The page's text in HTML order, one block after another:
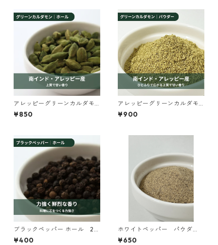
アレッピーグリーンカルダモ
ン ホール 25ｇ【オーガ
ニック】
¥850
アレッピーグリーンカルダモ
ン パウダー 25ｇ【オー
ガニック】
¥900
ブラックペッパー ホール 25
g【オーガニック】
¥400
ホワイトペッパー パウダ
ー 25ｇ【オーガニック】
¥650